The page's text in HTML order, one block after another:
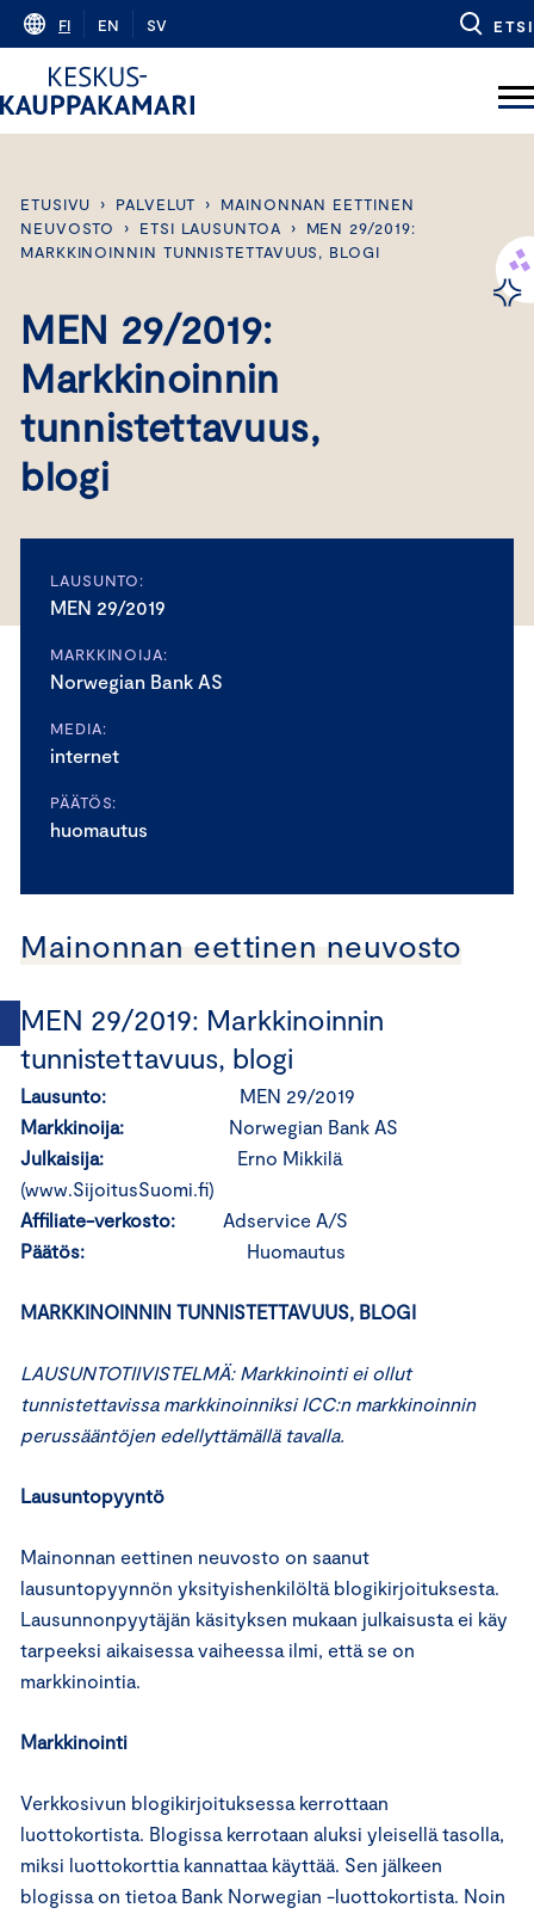
Skip
content
FI EN SV ETSI
ETUSIVU › PALVELUT ›
MAINONNAN EETTINEN
NEUVOSTO
› ETSI LAUSUNTOA ›
MEN 29/2019:
MARKKINOINNIN TUNNISTETTAVUUS, BLOGI
MEN 29/2019:
Markkinoinnin
tunnistettavuus,
blogi
LAUSUNTO:
MEN 29/2019
MARKKINOIJA:
Norwegian Bank AS
MEDIA:
internet
PÄÄTÖS:
huomautus
Mainonnan eettinen neuvosto
MEN 29/2019: Markkinoinnin
tunnistettavuus, blogi
Lausunto: MEN 29/2019
Markkinoija: Norwegian Bank AS
Julkaisija: Erno Mikkilä
(www.SijoitusSuomi.fi)
Affiliate-verkosto: Adservice A/S
Päätös: Huomautus
MARKKINOINNIN TUNNISTETTAVUUS, BLOGI
LAUSUNTOTIIVISTELMÄ: Markkinointi ei ollut
tunnistettavissa markkinoinniksi ICC:n markkinoinnin
perussääntöjen edellyttämällä tavalla.
Lausuntopyyntö
Mainonnan eettinen neuvosto on saanut
lausuntopyynnön yksityishenkilöltä blogikirjoituksesta.
Lausunnonpyytäjän käsityksen mukaan julkaisusta ei käy
tarpeeksi aikaisessa vaiheessa ilmi, että se on
markkinointia.
Markkinointi
Verkkosivun blogikirjoituksessa kerrottaan
luottokortista. Blogissa kerrotaan aluksi yleisellä tasolla,
miksi luottokorttia kannattaa käyttää. Sen jälkeen
blogissa on tietoa Bank Norwegian -luottokortista. Noin